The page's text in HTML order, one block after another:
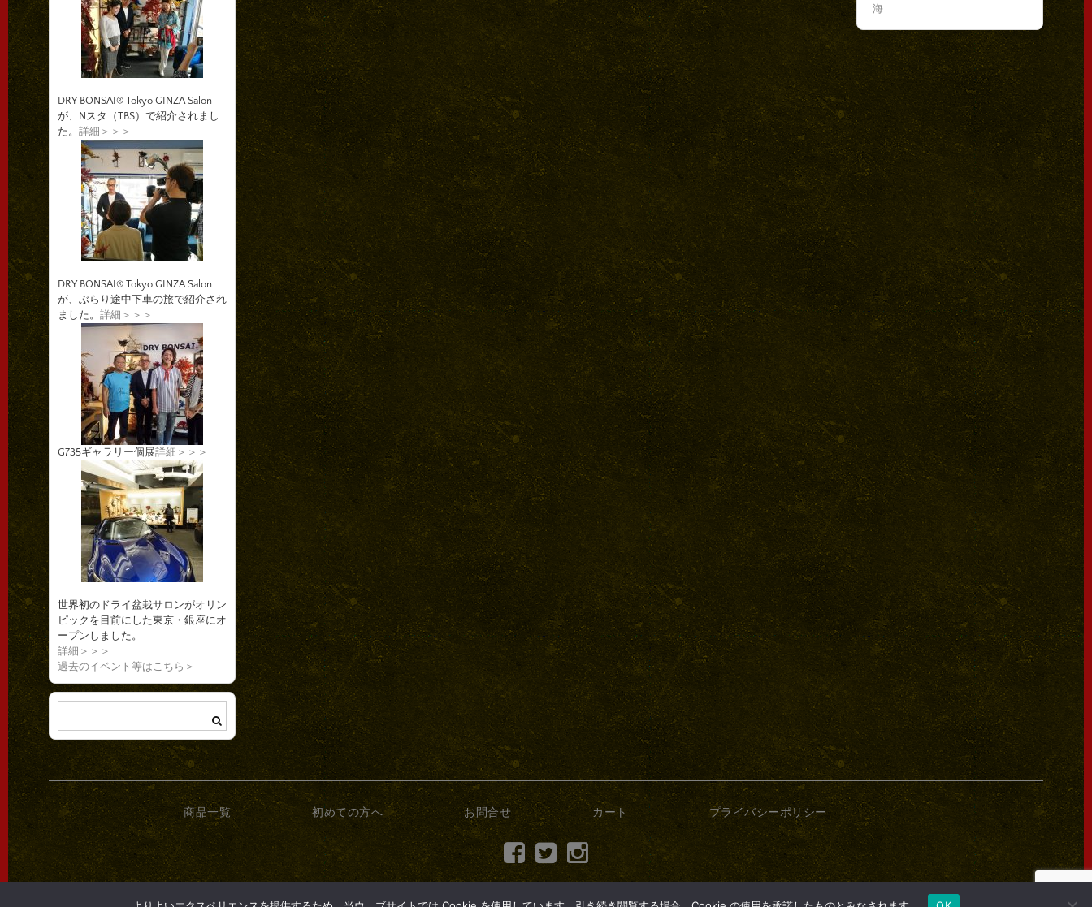
海
DRY BONSAI® Tokyo GINZA Salon
が、Nスタ（TBS）で紹介されまし
た。 詳細＞＞＞
DRY BONSAI® Tokyo GINZA Salon
が、ぶらり途中下車の旅で紹介され
ました。 詳細＞＞＞
G735ギャラリー個展詳細＞＞＞
世界初のドライ盆栽サロンがオリン
ピックを目前にした東京・銀座にオ
ープンしました。
詳細＞＞＞
過去のイベント等はこちら＞
商品一覧 初めての方へ お問合せ カート プライバシーポリシー